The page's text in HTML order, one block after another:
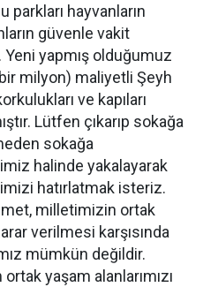
parkları hayvanların
güvenle vakit
yapmış olduğumuz
milyon) maliyetli Şeyh
ve kapıları
Lütfen çıkarıp sokağa
sokağa
halinde yakalayarak
hatırlatmak isteriz.
milletimizin ortak
verilmesi karşısında
mümkün değildir.
yaşam alanlarımızı